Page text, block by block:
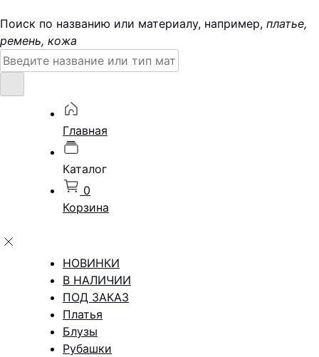
Поиск по названию или материалу, например, платье,
ремень, кожа
Поиск:
Главная
Каталог
0
Корзина
НОВИНКИ
В НАЛИЧИИ
ПОД ЗАКАЗ
Платья
Блузы
Рубашки